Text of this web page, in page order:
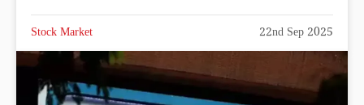
Stock Market 22nd Sep 2025